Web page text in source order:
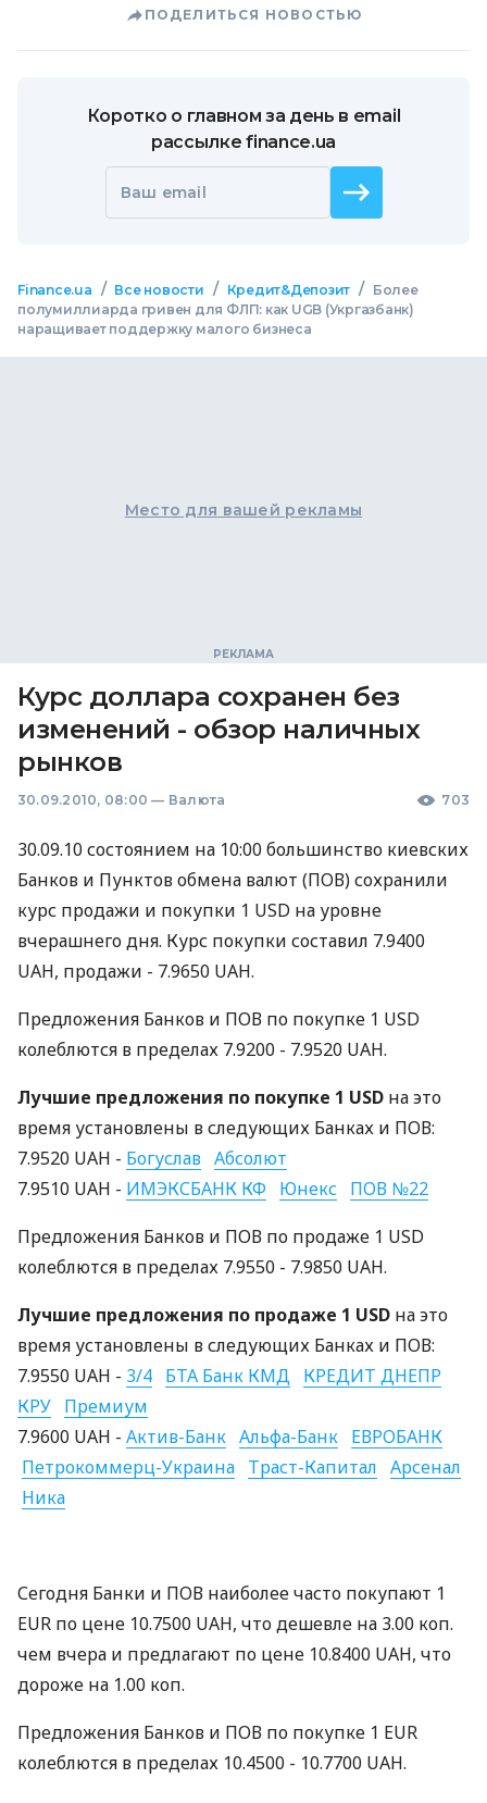
ПОДЕЛИТЬСЯ НОВОСТЬЮ
Коротко о главном за день в email
рассылке finance.ua
Ваш email
Finance.ua / Все новости / Кредит&Депозит /
Более
полумиллиарда гривен для ФЛП: как UGB (Укргазбанк)
наращивает поддержку малого бизнеса
Место для вашей рекламы
Курс доллара сохранен без
изменений - обзор наличных
рынков
30.09.2010, 08:00 — Валюта 703
30.09.10 состоянием на 10:00 большинство киевских
Банков и Пунктов обмена валют (ПОВ) сохранили
курс продажи и покупки 1 USD на уровне
вчерашнего дня. Курс покупки составил 7.9400
UAH, продажи - 7.9650 UAH.
Предложения Банков и ПОВ по покупке 1 USD
колеблются в пределах 7.9200 - 7.9520 UAH.
Лучшие предложения по покупке 1 USD на это
время установлены в следующих Банках и ПОВ:
7.9520 UAH - Богуслав Абсолют
7.9510 UAH - ИМЭКСБАНК КФ Юнекс ПОВ №22
Предложения Банков и ПОВ по продаже 1 USD
колеблются в пределах 7.9550 - 7.9850 UAH.
Лучшие предложения по продаже 1 USD на это
время установлены в следующих Банках и ПОВ:
7.9550 UAH - 3/4 БТА Банк КМД КРЕДИТ ДНЕПР
КРУ Премиум
7.9600 UAH - Актив-Банк Альфа-Банк ЕВРОБАНК
Петрокоммерц-Украина Траст-Капитал Арсенал
Ника
Сегодня Банки и ПОВ наиболее часто покупают 1
EUR по цене 10.7500 UAH, что дешевле на 3.00 коп.
чем вчера и предлагают по цене 10.8400 UAH, что
дороже на 1.00 коп.
Предложения Банков и ПОВ по покупке 1 EUR
колеблются в пределах 10.4500 - 10.7700 UAH.